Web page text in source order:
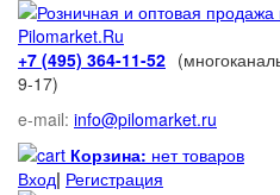
+7 (495) 364-11-52
9-17)
e-mail: info@pilomarket.ru
Корзина: нет товаров
Вход| Регистрация